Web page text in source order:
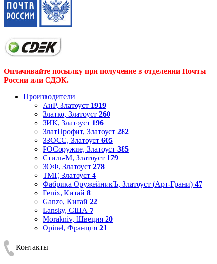
Оплачивайте посылку при получение в отделении Почты
России или СДЭК.
Производители
АиР, Златоуст 1919
Златко, Златоуст 260
ЗИК, Златоуст 196
ЗлатПрофит, Златоуст 282
ЗЗОСС, Златоуст 605
РОСоружие, Златоуст 385
Стиль-М, Златоуст 179
ЗОФ, Златоуст 278
ТМГ, Златоуст 4
Фабрика ОружейникЪ, Златоуст (Арт-Грани) 47
Fenix, Китай 8
Ganzo, Китай 22
Lansky, США 7
Morakniv, Швеция 20
Opinel, Франция 21
Контакты